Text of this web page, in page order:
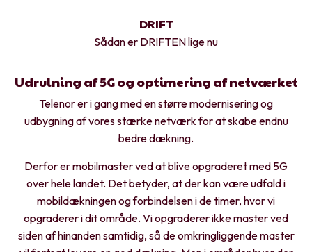
DRIFT
Sådan er DRIFTEN lige nu
Udrulning af 5G og optimering af netværket
Telenor er i gang med en større modernisering og
udbygning af vores stærke netværk for at skabe endnu
bedre dækning.
Derfor er mobilmaster ved at blive opgraderet med 5G
over hele landet. Det betyder, at der kan være udfald i
mobildækningen og forbindelsen i de timer, hvor vi
opgraderer i dit område. Vi opgraderer ikke master ved
siden af hinanden samtidig, så de omkringliggende master